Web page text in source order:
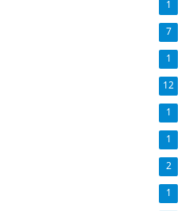
1
7
1
12
1
1
2
1